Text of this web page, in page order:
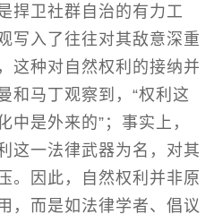
捍卫社群自治的有力工
写入了往往对其敌意深重
这种对自然权利的接纳并
和马丁观察到，“权利这
中是外来的”；事实上，
这一法律武器为名，对其
。因此，自然权利并非原
，而是如法律学者、倡议